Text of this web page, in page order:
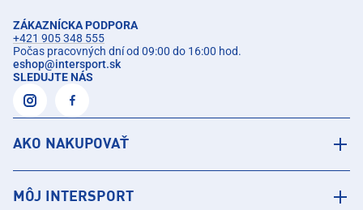
ZÁKAZNÍCKA PODPORA
+421 905 348 555
Počas pracovných dní od 09:00 do 16:00 hod.
eshop@intersport.sk
SLEDUJTE NÁS
AKO NAKUPOVAŤ
MÔJ INTERSPORT